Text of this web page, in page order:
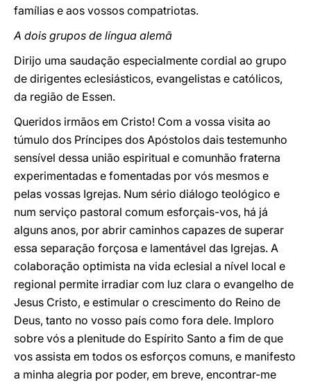
famílias e aos vossos compatriotas.
A dois grupos de língua alemã
Dirijo uma saudação especialmente cordial ao grupo
de dirigentes eclesiásticos, evangelistas e católicos,
da região de Essen.
Queridos irmãos em Cristo! Com a vossa visita ao
túmulo dos Príncipes dos Apóstolos dais testemunho
sensível dessa união espiritual e comunhão fraterna
experimentadas e fomentadas por vós mesmos e
pelas vossas Igrejas. Num sério diálogo teológico e
num serviço pastoral comum esforçais-vos, há já
alguns anos, por abrir caminhos capazes de superar
essa separação forçosa e lamentável das Igrejas. A
colaboração optimista na vida eclesial a nível local e
regional permite irradiar com luz clara o evangelho de
Jesus Cristo, e estimular o crescimento do Reino de
Deus, tanto no vosso país como fora dele. Imploro
sobre vós a plenitude do Espírito Santo a fim de que
vos assista em todos os esforços comuns, e manifesto
a minha alegria por poder, em breve, encontrar-me